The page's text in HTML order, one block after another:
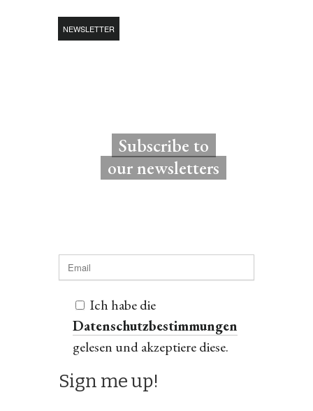
NEWSLETTER
Subscribe to
our newsletters
Ich habe die
Datenschutzbestimmungen
gelesen und akzeptiere diese.